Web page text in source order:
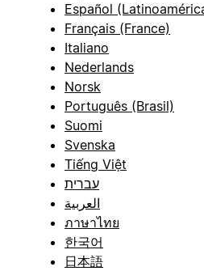
Español
Français (France)
Italiano
Nederlands
Norsk
Português (Brasil)
Suomi
Svenska
Tiếng Việt
עברית
العربية
ภาษาไทย
한국어
日本語